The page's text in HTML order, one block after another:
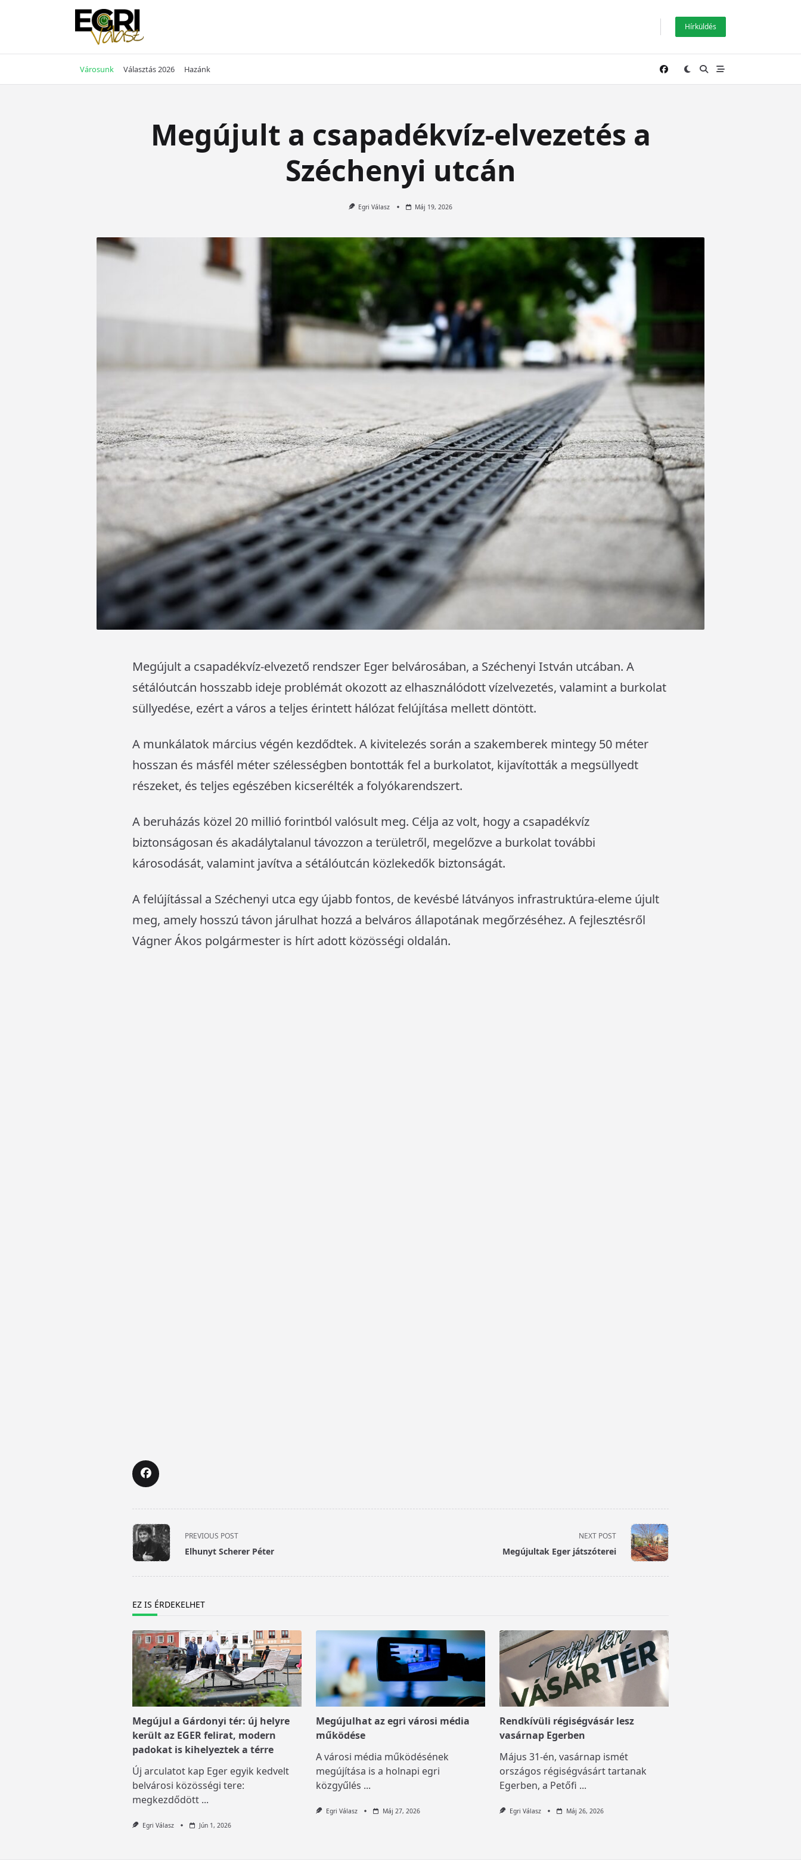
Hírküldés
Városunk Választás 2026 Hazánk
Megújult a csapadékvíz-elvezetés a
Széchenyi utcán
Egri Válasz Máj 19, 2026
Megújult a csapadékvíz-elvezető rendszer Eger belvárosában, a Széchenyi István utcában. A
sétálóutcán hosszabb ideje problémát okozott az elhasználódott vízelvezetés, valamint a burkolat
süllyedése, ezért a város a teljes érintett hálózat felújítása mellett döntött.
A munkálatok március végén kezdődtek. A kivitelezés során a szakemberek mintegy 50 méter
hosszan és másfél méter szélességben bontották fel a burkolatot, kijavították a megsüllyedt
részeket, és teljes egészében kicserélték a folyókarendszert.
A beruházás közel 20 millió forintból valósult meg. Célja az volt, hogy a csapadékvíz
biztonságosan és akadálytalanul távozzon a területről, megelőzve a burkolat további
károsodását, valamint javítva a sétálóutcán közlekedők biztonságát.
A felújítással a Széchenyi utca egy újabb fontos, de kevésbé látványos infrastruktúra-eleme újult
meg, amely hosszú távon járulhat hozzá a belváros állapotának megőrzéséhez. A fejlesztésről
Vágner Ákos polgármester is hírt adott közösségi oldalán.
<span
class="nav-
subtitle
screen-
text">Page</span>
PREVIOUS POST
Elhunyt Scherer Péter
NEXT POST
Megújultak Eger játszóterei
EZ IS ÉRDEKELHET
Megújul a Gárdonyi tér: új helyre
került az EGER felirat, modern
padokat is kihelyeztek a térre
Új arculatot kap Eger egyik kedvelt
belvárosi közösségi tere:
megkezdődött ...
Egri Válasz Jún 1, 2026
Megújulhat az egri városi média
működése
A városi média működésének
megújítása is a holnapi egri
közgyűlés ...
Egri Válasz Máj 27, 2026
Rendkívüli régiségvásár lesz
vasárnap Egerben
Május 31-én, vasárnap ismét
országos régiségvásárt tartanak
Egerben, a Petőfi ...
Egri Válasz Máj 26, 2026